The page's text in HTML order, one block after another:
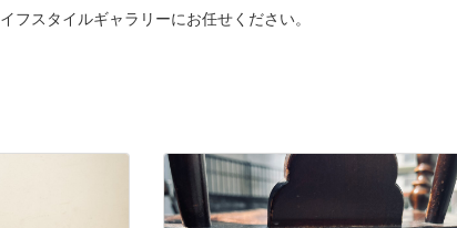
フスタイルギャラリーにお任せください。